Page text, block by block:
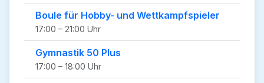
Boule für Hobby- und Wettkampfspieler
17:00 – 21:00 Uhr
Gymnastik 50 Plus
17:00 – 18:00 Uhr